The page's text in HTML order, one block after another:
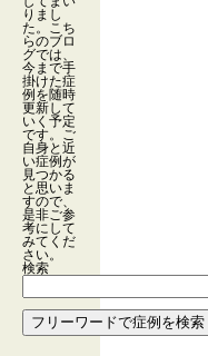
りまし
た。こち
らのブロ
グでは、
今まで手
掛けた症
例を随時
更新して
いく予定
です。ご
自身と近
い症例が
見つかる
と思いま
すので、
是非ご参
考にして
みてくだ
さい。
検索